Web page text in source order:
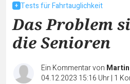
Tests für Fahrtauglichkeit
Das Problem
die Senioren
Ein Kommentar von
04.12.2023 15:16 Uhr| 1